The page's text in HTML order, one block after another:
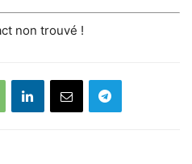
non trouvé !